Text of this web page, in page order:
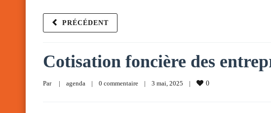
PRÉCÉDENT
Cotisation foncière des
Par | agenda | 0 commentaire | 3 mai, 2025 | 0